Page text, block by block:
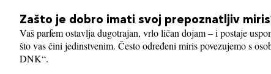
Zašto je dobro imati svoj prepoznatljiv
Vaš parfem ostavlja dugotrajan, vrlo ličan dojam – i postaje
što vas čini jedinstvenim. Često određeni miris povezujemo s
DNK“.